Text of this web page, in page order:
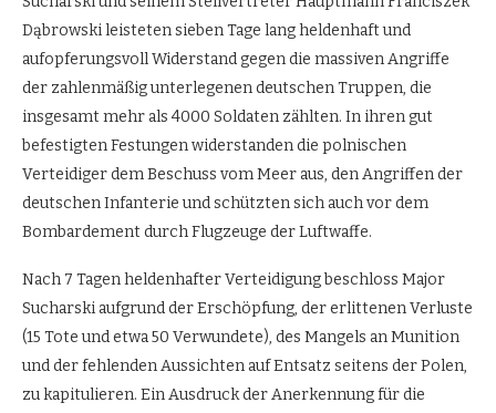
Dąbrowski leisteten sieben Tage lang heldenhaft und
aufopferungsvoll Widerstand gegen die massiven Angriffe
der zahlenmäßig unterlegenen deutschen Truppen, die
insgesamt mehr als 4000 Soldaten zählten. In ihren gut
befestigten Festungen widerstanden die polnischen
Verteidiger dem Beschuss vom Meer aus, den Angriffen der
deutschen Infanterie und schützten sich auch vor dem
Bombardement durch Flugzeuge der Luftwaffe.
Nach 7 Tagen heldenhafter Verteidigung beschloss Major
Sucharski aufgrund der Erschöpfung, der erlittenen Verluste
(15 Tote und etwa 50 Verwundete), des Mangels an Munition
und der fehlenden Aussichten auf Entsatz seitens der Polen,
zu kapitulieren. Ein Ausdruck der Anerkennung für die